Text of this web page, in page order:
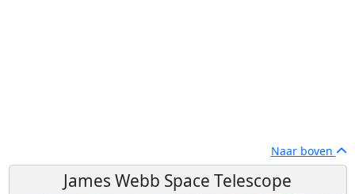
Naar boven
James Webb Space Telescope